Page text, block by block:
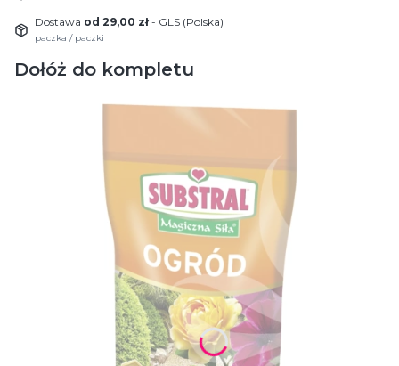
Dostawa od 29,00 zł - GLS (Polska)
paczka / paczki
Dołóż do kompletu